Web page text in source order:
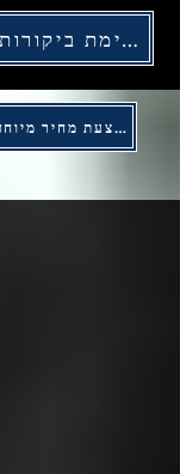
לרשימת ביקורות וממליצים עלינו
להצעת מחיר מיוחדת למעקות לחצו כאן